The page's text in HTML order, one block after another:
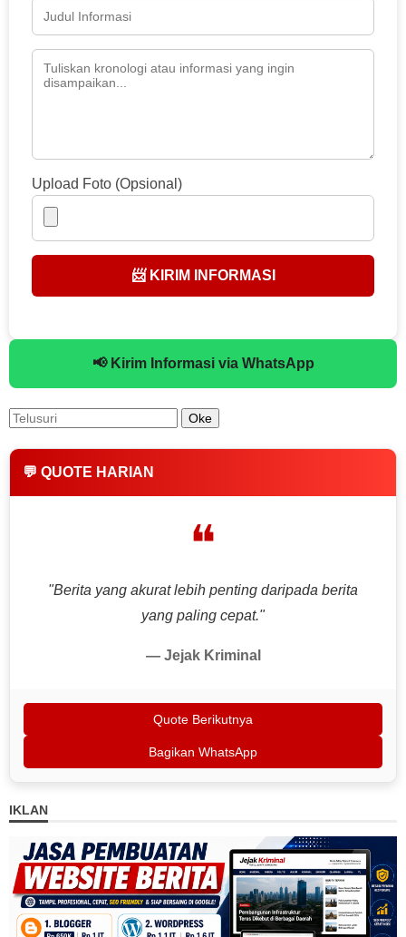
Upload Foto (Opsional)
📨 KIRIM INFORMASI
📢 Kirim Informasi via WhatsApp
💬 QUOTE HARIAN
❝
"Berita yang akurat lebih penting daripada berita
yang paling cepat."
— Jejak Kriminal
Quote Berikutnya
Bagikan WhatsApp
IKLAN